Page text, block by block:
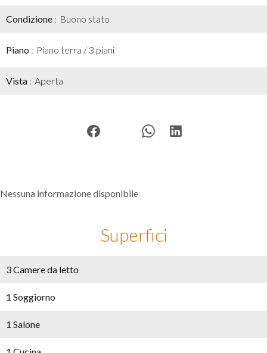
Condizione Buono stato
Piano Piano terra / 3 piani
Vista Aperta
Nessuna informazione disponibile
Superfici
3 Camere da letto
1 Soggiorno
1 Salone